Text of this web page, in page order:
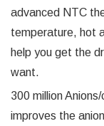
advanced NTC
temperature, hot
help you get the
want.
300 million
improves the